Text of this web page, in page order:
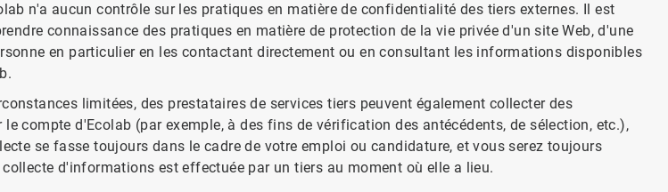
n'a aucun contrôle sur les pratiques en matière de confidentialité des tiers externes. Il est
connaissance des pratiques en matière de protection de la vie privée d'un site Web, d'une
en particulier en les contactant directement ou en consultant les informations disponibles
limitées, des prestataires de services tiers peuvent également collecter des
compte d'Ecolab (par exemple, à des fins de vérification des antécédents, de sélection, etc.),
se fasse toujours dans le cadre de votre emploi ou candidature, et vous serez toujours
d'informations est effectuée par un tiers au moment où elle a lieu.